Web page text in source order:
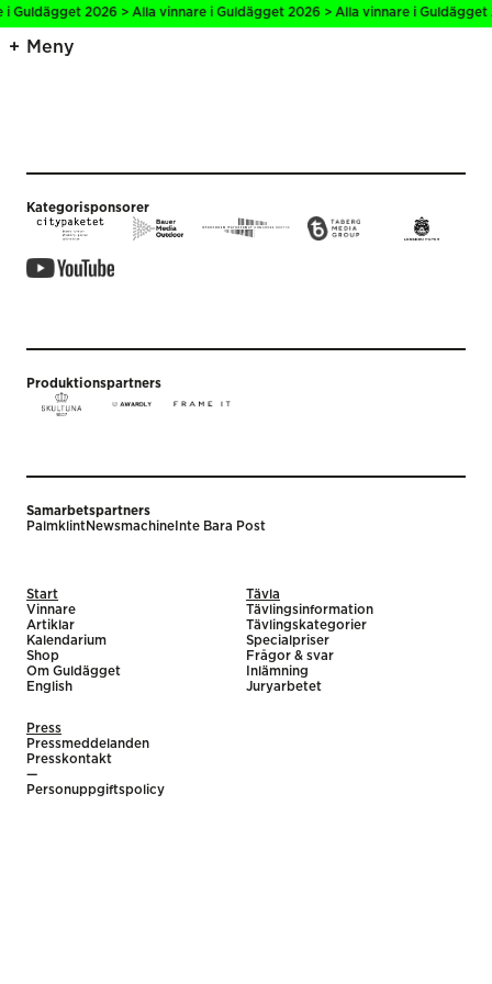
Guldägget 2026 > Alla vinnare i Guldägget 2026 > Alla vinnare i
Meny
Kategorisponsorer
Produktionspartners
Samarbetspartners
PalmklintNewsmachine Inte Bara Post
Start
Vinnare
Artiklar
Kalendarium
Shop
Om Guldägget
English
Tävla
Tävlingsinformation
Tävlingskategorier
Specialpriser
Frågor & svar
Inlämning
Juryarbetet
Press
Pressmeddelanden
Presskontakt
—
Personuppgiftspolicy